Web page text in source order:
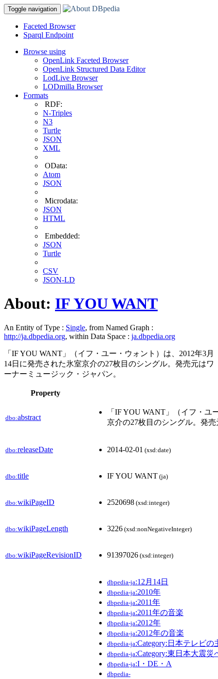
Toggle navigation
Faceted Browser
Sparql Endpoint
Browse using
OpenLink Faceted Browser
OpenLink Structured Data Editor
LodLive Browser
LODmilla Browser
Formats
RDF:
N-Triples
N3
Turtle
JSON
XML
OData:
Atom
JSON
Microdata:
JSON
HTML
Embedded:
JSON
Turtle
CSV
JSON-LD
About: IF YOU WANT
An Entity of Type : Single, from Named Graph :
http://ja.dbpedia.org, within Data Space : ja.dbpedia.org
「IF YOU WANT」（イフ・ユー・ウォント）は、2012年3月
14日に発売された氷室京介の27枚目のシングル。発売元はワ
ーナーミュージック・ジャパン。
Property
dbo:abstract
「IF YOU WANT」（イフ・ユ
京介の27枚目のシングル。発
dbo:releaseDate 2014-02-01 (xsd:date)
dbo:title IF YOU WANT (ja)
dbo:wikiPageID 2520698 (xsd:integer)
dbo:wikiPageLength 3226 (xsd:nonNegativeInteger)
dbo:wikiPageRevisionID 91397026 (xsd:integer)
dbpedia-ja:12月14日
dbpedia-ja:2010年
dbpedia-ja:2011年
dbpedia-ja:2011年の音楽
dbpedia-ja:2012年
dbpedia-ja:2012年の音楽
dbpedia-ja:Category:日本テレビの
dbpedia-ja:Category:東日本大震
dbpedia-ja:I・DE・A
dbpedia-